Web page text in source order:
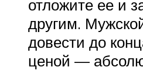
отложите ее и
другим.
довести до
ценой —